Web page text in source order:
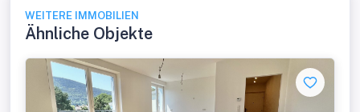
WEITERE IMMOBILIEN
Ähnliche Objekte